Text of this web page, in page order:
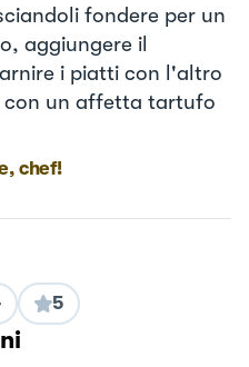
fondere per un
aggiungere il
i piatti con l'altro
un affetta tartufo
chef!
5